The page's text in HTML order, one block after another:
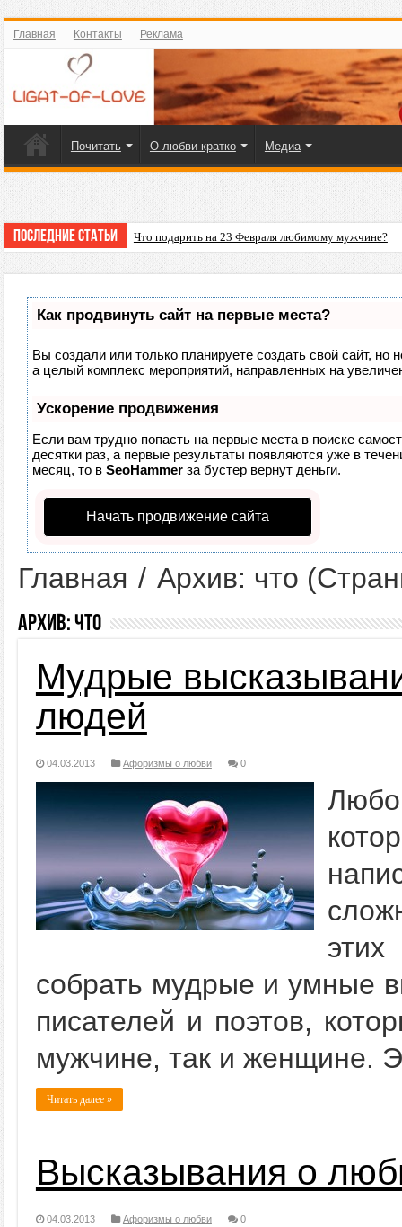
Главная Контакты Реклама
Почитать О любви кратко Медиа
Последние статьи Что подарить на 23 Февраля любимому мужчине?
Как продвинуть сайт на первые места?
Вы создали или только планируете создать свой сайт, но
а целый комплекс мероприятий, направленных на
Ускорение продвижения
Если вам трудно попасть на первые места в поиске
десятки раз, а первые результаты появляются уже в
месяц, то в SeoHammerза бустер вернут деньги.
Начать продвижение сайта
Главная / Архив: что
Архив:что
Мудрые
людей
04.03.2013 Афоризмы о любви 0
собрать мудрые и умные
писателей и поэтов,
мужчине, так и женщине.
Читать далее »
Высказывания о
04.03.2013 Афоризмы о любви 0